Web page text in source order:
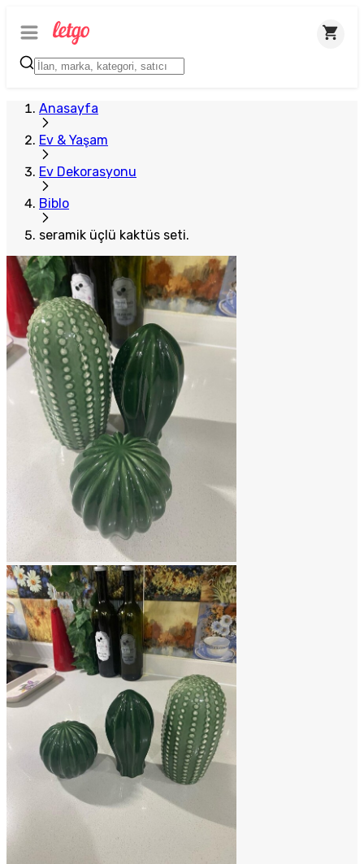
Anasayfa
Ev & Yaşam
Ev Dekorasyonu
Biblo
seramik üçlü kaktüs seti.